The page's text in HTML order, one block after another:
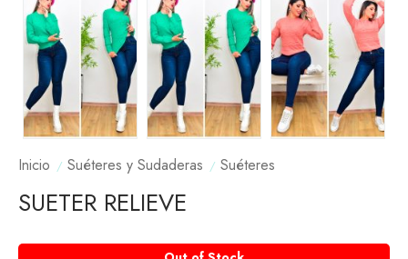
Inicio Suéteres y Sudaderas Suéteres
SUETER RELIEVE